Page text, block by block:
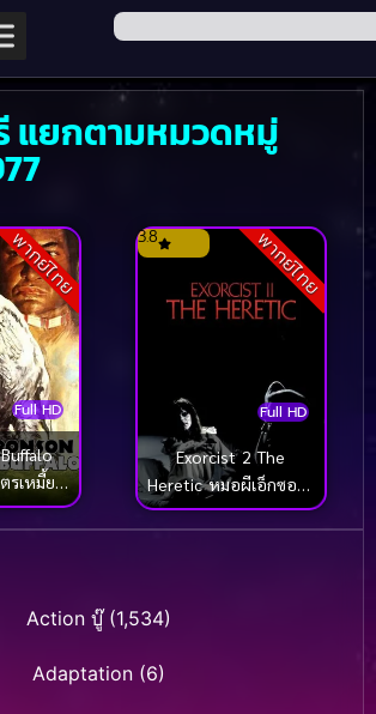
แยกตามหมวดหมู่
พากย์ไทย
Full HD
รเหมี้ยม
พากย์ไทย
Full HD
3.8
Exorcist 2 The
Heretic หมอผีเอ็กซอร์ซิ
สต์ 2 (1977)
Action บู๊(1,534)
Adaptation (6)